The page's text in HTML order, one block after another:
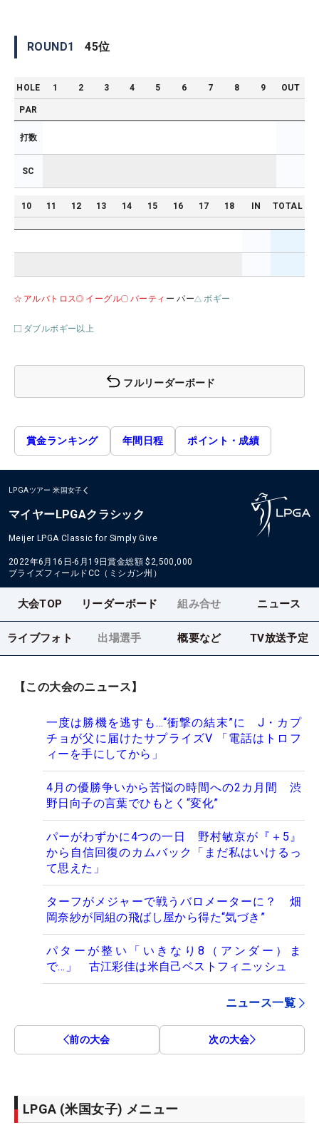
ROUND1 45位
HOLE 1 2 3 4 5 6 7 8 9 OUT
PAR
打数
SC
10 11 12 13 14 15 16 17 18 IN TOTAL
アルバトロス イーグル バーティ ー パー ボギー
ダブルボギー以上
フルリーダーボード
賞金ランキング 年間日程 ポイント・成績
LPGAツアー 米国女子
マイヤーLPGAクラシック
Meijer LPGA Classic for Simply Give
2022年6月16日-6月19日賞金総額 $2,500,000
ブライズフィールドCC（ミシガン州）
大会TOP リーダーボード 組み合せ ニュース
ライブフォト 出場選手 概要など TV放送予定
【この大会のニュース】
一度は勝機を逃すも…“衝撃の結末”に J・カプ
チョが父に届けたサプライズV 「電話はトロフ
ィーを手にしてから」
4月の優勝争いから苦悩の時間への2カ月間 渋
野日向子の言葉でひもとく“変化”
パーがわずかに4つの一日 野村敏京が『＋5』
から自信回復のカムバック「まだ私はいけるっ
て思えた」
ターフがメジャーで戦うバロメーターに？ 畑
岡奈紗が同組の飛ばし屋から得た“気づき”
パターが整い「いきなり8（アンダー）ま
で…」 古江彩佳は米自己ベストフィニッシュ
ニュース一覧
前の大会 次の大会
LPGA (米国女子) メニュー